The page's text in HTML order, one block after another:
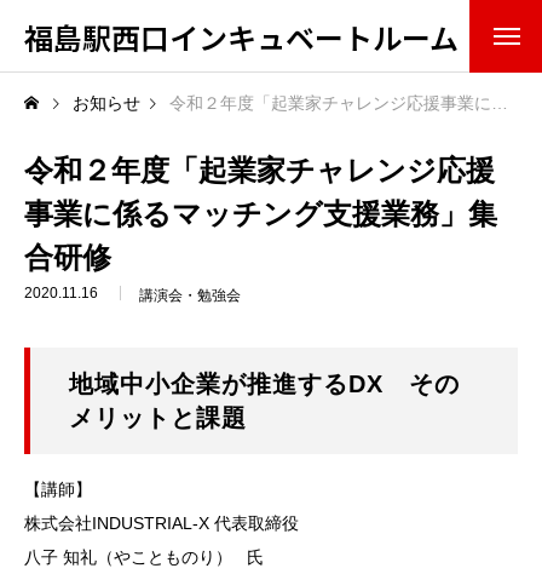
福島駅西口インキュベートルーム
概要・組織
ミッション（果たすべき役割）
スタッフ
アドバイザリーボード
入居・利用情報
入居方法・条件
お知らせ 令和２年度「起業家チャレンジ応援事業に係るマッチング支援業務」集合研修
令和２年度「起業家チャレンジ応援
事業に係るマッチング支援業務」集
合研修
2020.11.16 講演会・勉強会
地域中小企業が推進するDX その
メリットと課題
【講師】
株式会社INDUSTRIAL-X 代表取締役
八子 知礼（やことものり） 氏